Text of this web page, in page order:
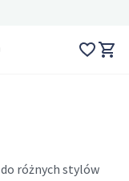
różnych stylów